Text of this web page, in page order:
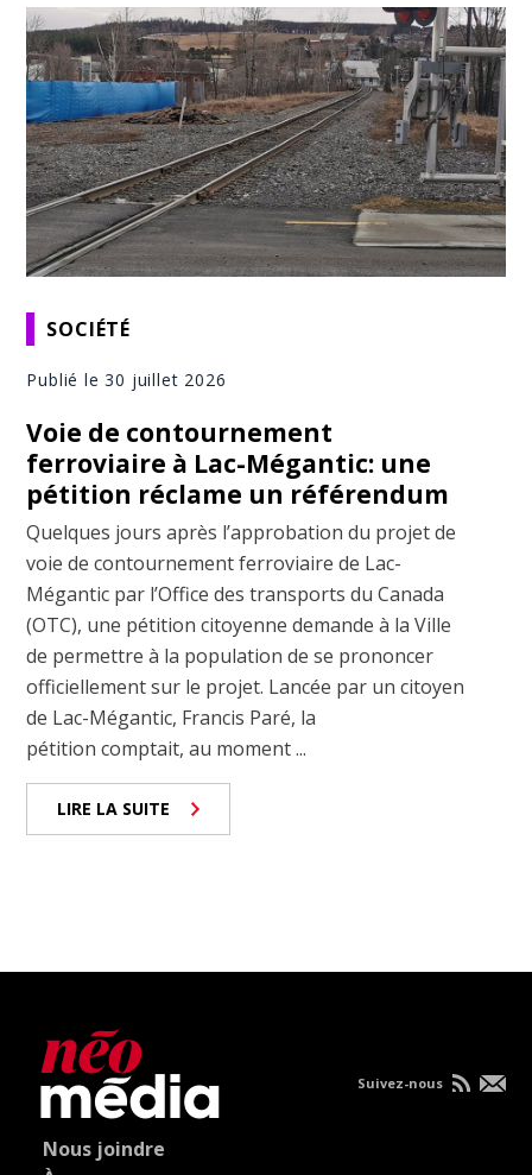
SOCIÉTÉ
Publié le 30 juillet 2026
Voie de contournement
ferroviaire à Lac-Mégantic: une
pétition réclame un référendum
Quelques jours après l’approbation du projet de
voie de contournement ferroviaire de Lac-
Mégantic par l’Office des transports du Canada
(OTC), une pétition citoyenne demande à la Ville
de permettre à la population de se prononcer
officiellement sur le projet. Lancée par un citoyen
de Lac-Mégantic, Francis Paré, la
pétition comptait, au moment ...
LIRE LA SUITE
Nous joindre
Suivez-nous